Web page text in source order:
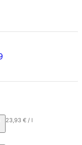
23,93€/ l